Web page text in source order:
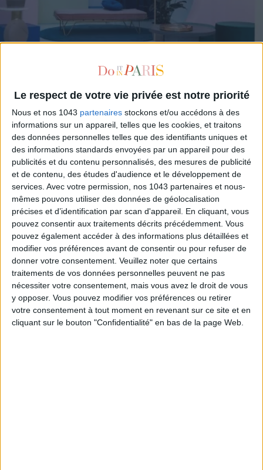
Le respect de votre vie privée est notre priorité
Nous et nos 1043 partenaires stockons et/ou accédons à des
informations sur un appareil, telles que les cookies, et traitons
des données personnelles telles que des identifiants uniques et
des informations standards envoyées par un appareil pour des
publicités et du contenu personnalisés, des mesures de publicité
et de contenu, des études d'audience et le développement de
services. Avec votre permission, nos 1043 partenaires et nous-
mêmes pouvons utiliser des données de géolocalisation
précises et d’identification par scan d'appareil. En cliquant, vous
pouvez consentir aux traitements décrits précédemment. Vous
pouvez également accéder à des informations plus détaillées et
modifier vos préférences avant de consentir ou pour refuser de
donner votre consentement. Veuillez noter que certains
traitements de vos données personnelles peuvent ne pas
nécessiter votre consentement, mais vous avez le droit de vous
y opposer. Vous pouvez modifier vos préférences ou retirer
votre consentement à tout moment en revenant sur ce site et en
cliquant sur le bouton "Confidentialité" en bas de la page Web.
LOUVREUSE, THE SMALL UP AND COMING LEATHER GOODS BRAND
ROMANCE SNEAKERS : THE SHOP FOR SNEAKER LOVERS